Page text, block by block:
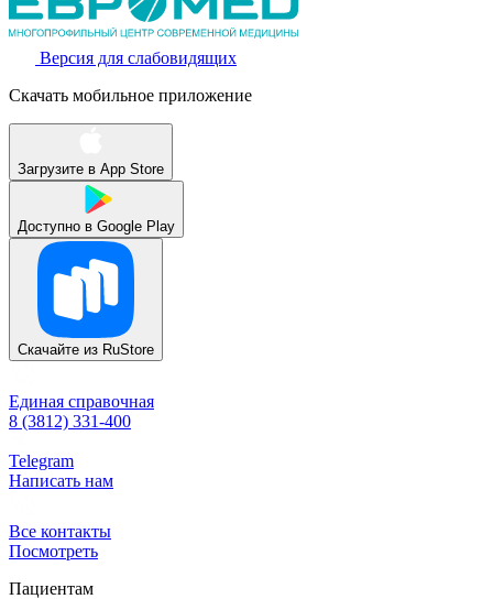
Версия для слабовидящих
Скачать мобильное приложение
Загрузите в App Store
Доступно в Google Play
Скачайте из RuStore
Единая справочная
8 (3812) 331-400
Telegram
Написать нам
Все контакты
Посмотреть
Пациентам